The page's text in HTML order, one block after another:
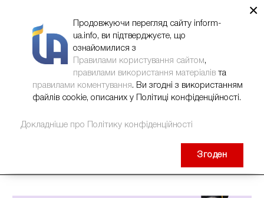
×
Продовжуючи перегляд сайту inform-
ua.info, ви підтверджуєте, що
ознайомилися з
Правилами користування сайтом,
правилами використання матеріалів та
правилами коментування. Ви згодні з використанням
файлів cookie, описаних у Політиці конфіденційності.
Докладніше про Політику конфіденційності
Згоден